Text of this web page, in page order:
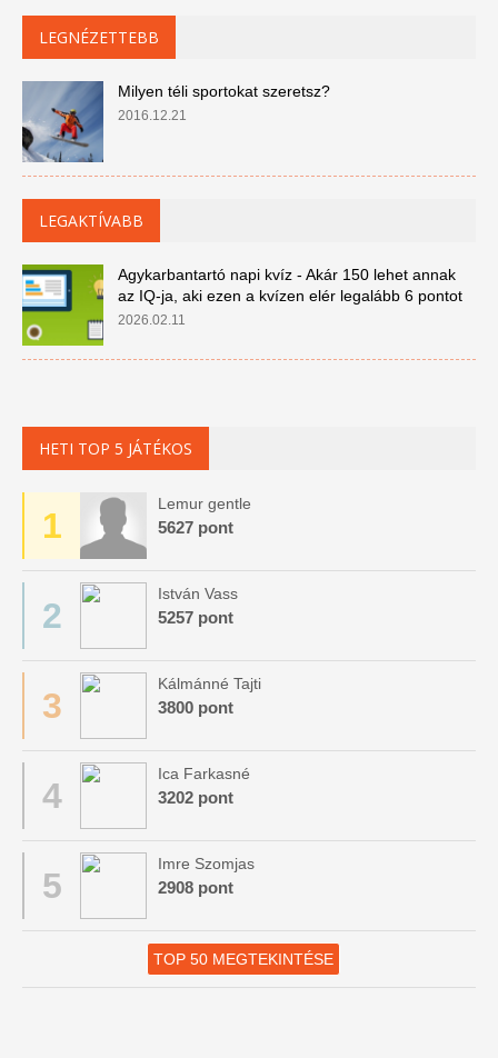
LEGNÉZETTEBB
Milyen téli sportokat szeretsz?
2016.12.21
LEGAKTÍVABB
Agykarbantartó napi kvíz - Akár 150 lehet annak
az IQ-ja, aki ezen a kvízen elér legalább 6 pontot
2026.02.11
HETI TOP 5 JÁTÉKOS
1
Lemur gentle
5627 pont
2
István Vass
5257 pont
3
Kálmánné Tajti
3800 pont
4
Ica Farkasné
3202 pont
5
Imre Szomjas
2908 pont
TOP 50 MEGTEKINTÉSE